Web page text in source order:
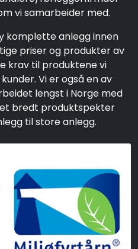
vi samarbeider med.
komplette anlegg innen
priser og produkter av
krav til produktene vi
Vi er også en av
lengst i Norge med
bredt produktspekter
til store anlegg.